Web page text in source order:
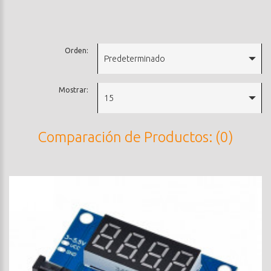
Orden:
Predeterminado
Mostrar:
15
Comparación de Productos: (0)